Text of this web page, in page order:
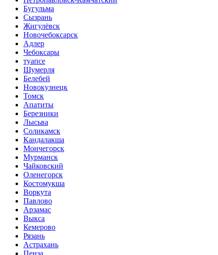
Бугульма
Сызрань
Жигулёвск
Новочебоксарск
Адлер
Чебоксары
туапсе
Шумерля
Белебей
Новокузнецк
Томск
Апатиты
Березники
Лысьва
Соликамск
Кандалакша
Мончегорск
Мурманск
Чайковский
Оленегорск
Костомукша
Воркута
Павлово
Арзамас
Выкса
Кемерово
Рязань
Астрахань
Пенза